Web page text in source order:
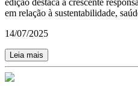
em relação à sustentabilidade,
14/07/2025
Leia mais